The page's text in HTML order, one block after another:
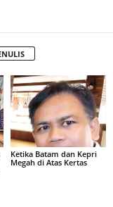
Ketika Batam dan Kepri
Megah di Atas Kertas